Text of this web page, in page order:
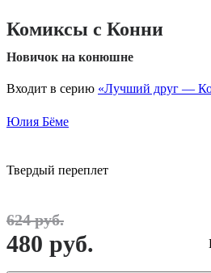
Комиксы с Конни
Новичок на конюшне
Входит в серию «Лучший друг —
Юлия Бёме
Твердый переплет
624 руб.
480 руб.